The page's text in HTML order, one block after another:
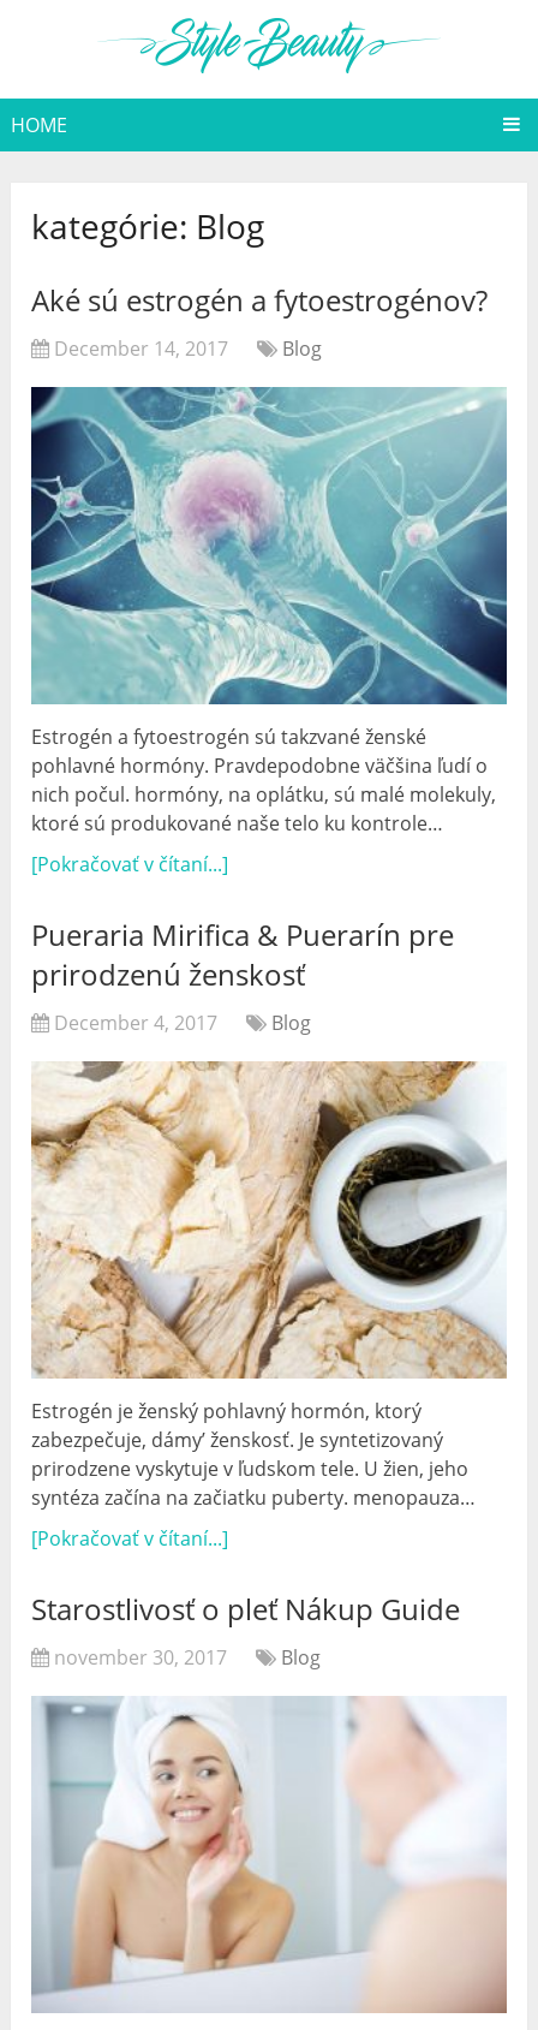
HOME
kategórie: Blog
Aké sú estrogén a fytoestrogénov?
December 14, 2017 Blog
Estrogén a fytoestrogén sú takzvané ženské
pohlavné hormóny. Pravdepodobne väčšina ľudí o
nich počul. hormóny, na oplátku, sú malé molekuly,
ktoré sú produkované naše telo ku kontrole…
[Pokračovať v čítaní...]
Pueraria Mirifica & Puerarín pre
prirodzenú ženskosť
December 4, 2017 Blog
Estrogén je ženský pohlavný hormón, ktorý
zabezpečuje, dámy’ ženskosť. Je syntetizovaný
prirodzene vyskytuje v ľudskom tele. U žien, jeho
syntéza začína na začiatku puberty. menopauza…
[Pokračovať v čítaní...]
Starostlivosť o pleť Nákup Guide
november 30, 2017 Blog